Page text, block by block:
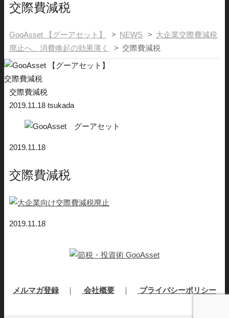
交際費減税
GooAsset 【グーアセット】 > NEWS > 大企業交際費減税
廃止へ、消費喚起の効果薄く
> 交際費減税
交際費減税
交際費減税
2019.11.18 tsukada
2019.11.18
交際費減税
2019.11.18
メルマガ登録｜ 会社概要 ｜ プライバシーポリシー